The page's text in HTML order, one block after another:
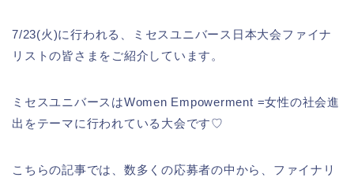
7/23(火)に行われる、ミセスユニバース日本大会ファイナ
リストの皆さまをご紹介しています。
ミセスユニバースはWomen Empowerment =女性の社会進
出をテーマに行われている大会です♡
こちらの記事では、数多くの応募者の中から、ファイナリ